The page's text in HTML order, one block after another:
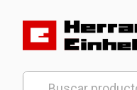
content
Herramientas
Distribuidor Oficial
Buscar